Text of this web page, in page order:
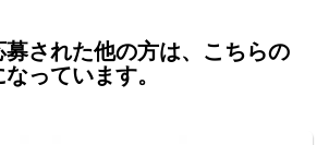
募された他の方は、こちらの
っています。